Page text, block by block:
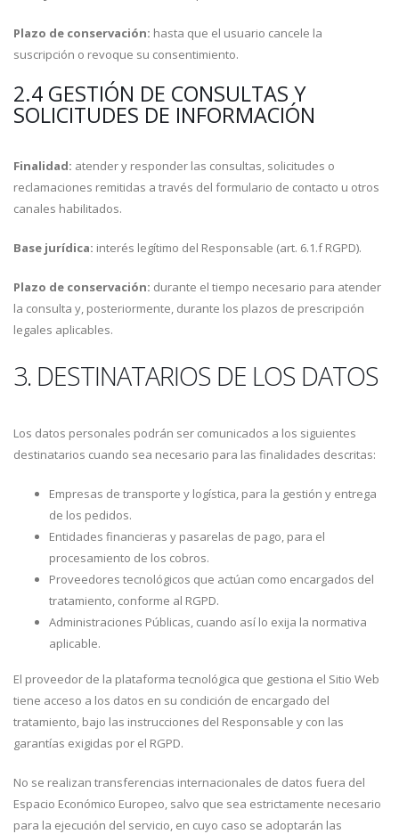
Plazo de conservación: hasta que el usuario cancele la
suscripción o revoque su consentimiento.
2.4 GESTIÓN DE CONSULTAS Y
SOLICITUDES DE INFORMACIÓN
Finalidad: atender y responder las consultas, solicitudes o
reclamaciones remitidas a través del formulario de contacto u otros
canales habilitados.
Base jurídica: interés legítimo del Responsable (art. 6.1.f RGPD).
Plazo de conservación: durante el tiempo necesario para atender
la consulta y, posteriormente, durante los plazos de prescripción
legales aplicables.
3. DESTINATARIOS DE LOS DATOS
Los datos personales podrán ser comunicados a los siguientes
destinatarios cuando sea necesario para las finalidades descritas:
Empresas de transporte y logística, para la gestión y entrega
de los pedidos.
Entidades financieras y pasarelas de pago, para el
procesamiento de los cobros.
Proveedores tecnológicos que actúan como encargados del
tratamiento, conforme al RGPD.
Administraciones Públicas, cuando así lo exija la normativa
aplicable.
El proveedor de la plataforma tecnológica que gestiona el Sitio Web
tiene acceso a los datos en su condición de encargado del
tratamiento, bajo las instrucciones del Responsable y con las
garantías exigidas por el RGPD.
No se realizan transferencias internacionales de datos fuera del
Espacio Económico Europeo, salvo que sea estrictamente necesario
para la ejecución del servicio, en cuyo caso se adoptarán las